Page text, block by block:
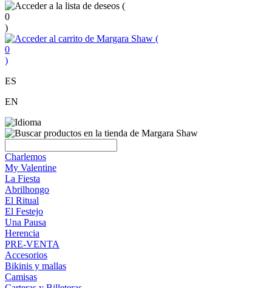
(
0
)
(
0
)
ES
EN
Charlemos
My Valentine
La Fiesta
Abrilhongo
El Ritual
El Festejo
Una Pausa
Herencia
PRE-VENTA
Accesorios
Bikinis y mallas
Camisas